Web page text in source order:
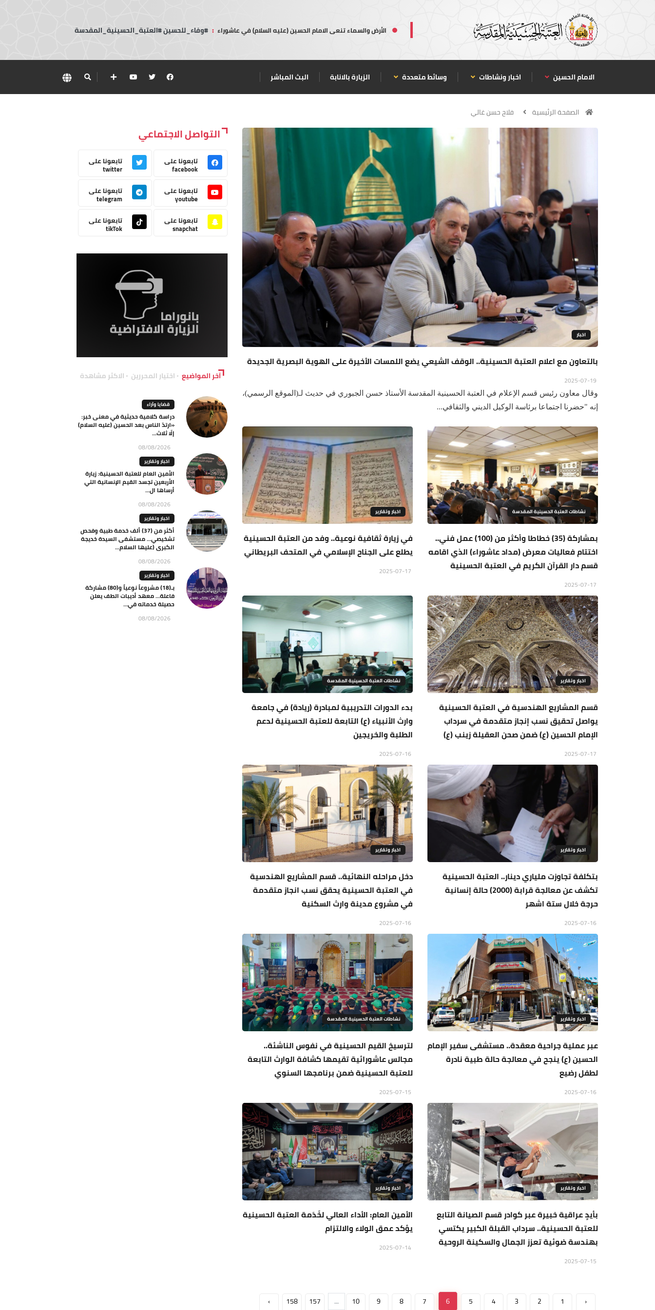
الأرض والسماء تنعى الامام الحسين (عليه السلام) في عاشوراء : #وفاء_للحسين #العتبة_الحسينية_المقدسة
الامام الحسين اخبار ونشاطات وسائط متعددة الزيارة بالانابة البث المباشر
الصفحة الرئيسية فلاح حسن غالي
اخبار
بالتعاون مع اعلام العتبة الحسينية.. الوقف الشيعي يضع اللمسات الأخيرة على الهوية البصرية الجديدة
وقال معاون رئيس قسم الإعلام في العتبة الحسينية المقدسة الأستاذ حسن الجبوري في حديث لـ(الموقع الرسمي)،
إنه "حضرنا اجتماعا برئاسة الوكيل الديني والثقافي...
نشاطات العتبة الحسينية المقدسة
بمشاركة (35) خطاطا وأكثر من (100) عمل فني..
اختتام فعاليات معرض (مداد عاشوراء) الذي اقامه
قسم دار القرآن الكريم في العتبة الحسينية
اخبار وتقارير
في زيارة ثقافية نوعية.. وفد من العتبة الحسينية
يطلع على الجناح الإسلامي في المتحف البريطاني
اخبار وتقارير
قسم المشاريع الهندسية في العتبة الحسينية
يواصل تحقيق نسب إنجاز متقدمة في سرداب
الإمام الحسين (ع) ضمن صحن العقيلة زينب (ع)
نشاطات العتبة الحسينية المقدسة
بدء الدورات التدريبية لمبادرة (ريادة) في جامعة
وارث الأنبياء (ع) التابعة للعتبة الحسينية لدعم
الطلبة والخريجين
اخبار وتقارير
بتكلفة تجاوزت ملياري دينار.. العتبة الحسينية
تكشف عن معالجة قرابة (2000) حالة إنسانية
حرجة خلال ستة اشهر
اخبار وتقارير
دخل مراحله النهائية.. قسم المشاريع الهندسية
في العتبة الحسينية يحقق نسب انجاز متقدمة
في مشروع مدينة وارث السكنية
اخبار وتقارير
عبر عملية جراحية معقدة.. مستشفى سفير الإمام
الحسين (ع) ينجح في معالجة حالة طبية نادرة
لطفل رضيع
نشاطات العتبة الحسينية المقدسة
لترسيخ القيم الحسينية في نفوس الناشئة..
مجالس عاشورائية تقيمها كشافة الوارث التابعة
للعتبة الحسينية ضمن برنامجها السنوي
اخبار وتقارير
بأيدٍ عراقية خبيرة عبر كوادر قسم الصيانة التابع
للعتبة الحسينية.. سرداب القبلة الكبير يكتسي
بهندسة ضوئية تعزز الجمال والسكينة الروحية
اخبار وتقارير
الأمين العام: الأداء العالي لخَدَمة العتبة الحسينية
يؤكد عمق الولاء والالتزام
‹
1
2
3
4
5
6
7
8
9
10
...
157
158
›
التواصل الاجتماعي
تابعونا على
facebook
تابعونا على
twitter
تابعونا على
youtube
تابعونا على
telegram
تابعونا على
snapchat
تابعونا على
tikTok
آخر المواضيع اختيار المحررين الاكثر مشاهدة
قضايا وآراء
دراسة كلامية حديثية في معنى خبر:
«ارتدّ الناس بعد الحسين (عليه السلام)
إلّا ثلاث...
08/08/2026
اخبار وتقارير
الأمين العام للعتبة الحسينية: زيارة
الأربعين تجسد القيم الإنسانية التي
أرساها ال...
08/08/2026
اخبار وتقارير
أكثر من (37) ألف خدمة طبية وفحص
تشخيصي… مستشفى السيدة خديجة
الكبرى (عليها السلام...
08/08/2026
اخبار وتقارير
بـ(18) مشروعاً نوعياً و(80) مشاركة
فاعلة… معهد أديبات الطف يعلن
حصيلة خدماته في...
08/08/2026